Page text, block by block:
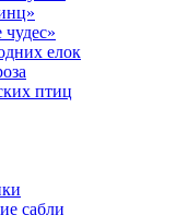
елок
птиц
сабли